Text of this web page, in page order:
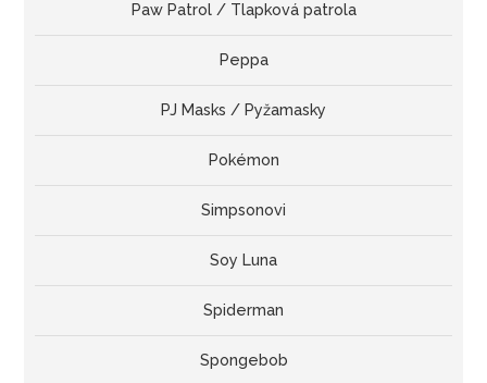
Paw Patrol / Tlapková patrola
Peppa
PJ Masks / Pyžamasky
Pokémon
Simpsonovi
Soy Luna
Spiderman
Spongebob